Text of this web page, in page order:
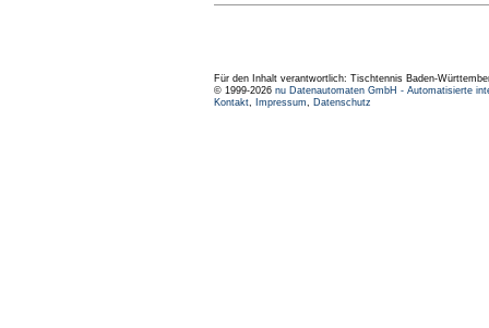
Für den Inhalt verantwortlich: Tischtennis Baden-
© 1999-2026 nu Datenautomaten GmbH - Automatisierte
Kontakt, Impressum, Datenschutz